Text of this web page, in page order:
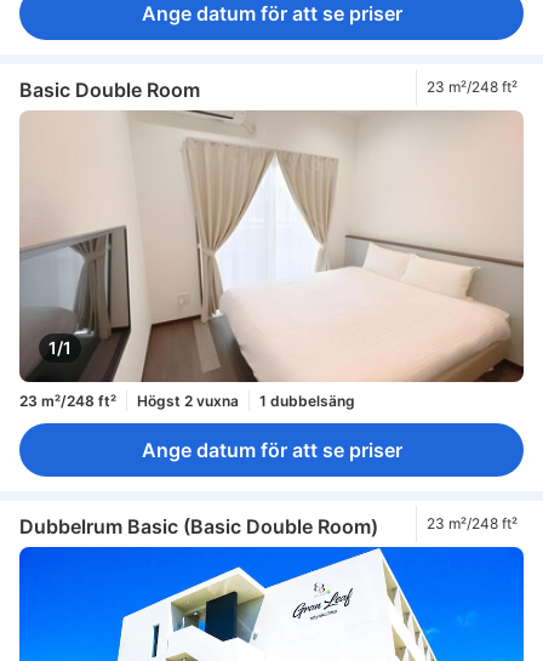
Ange datum för att se priser
Basic Double Room 23 m²/248 ft²
1/1
23 m²/248 ft² Högst 2 vuxna 1 dubbelsäng
Ange datum för att se priser
Dubbelrum Basic (Basic Double Room) 23 m²/248 ft²